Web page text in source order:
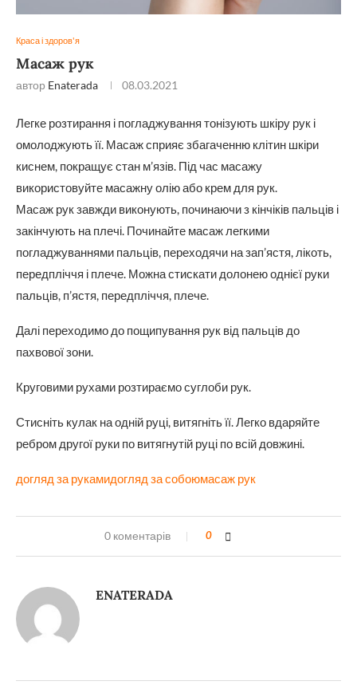
Краса і здоров'я
Масаж рук
автор Enaterada 08.03.2021
Легке розтирання і погладжування тонізують шкіру рук і
омолоджують її. Масаж сприяє збагаченню клітин шкіри
киснем, покращує стан м’язів. Під час масажу
використовуйте масажну олію або крем для рук.
Масаж рук завжди виконують, починаючи з кінчіків пальців і
закінчують на плечі. Починайте масаж легкими
погладжуваннями пальців, переходячи на зап’ястя, лікоть,
передпліччя і плече. Можна стискати долонею однієї руки
пальців, п’ястя, передпліччя, плече.
Далі переходимо до пощипування рук від пальців до
пахвової зони.
Круговими рухами розтираємо суглоби рук.
Стисніть кулак на одній руці, витягніть її. Легко вдаряйте
ребром другої руки по витягнутій руці по всій довжині.
догляд за рукамидогляд за собоюмасаж рук
0 коментарів 0
ENATERADA